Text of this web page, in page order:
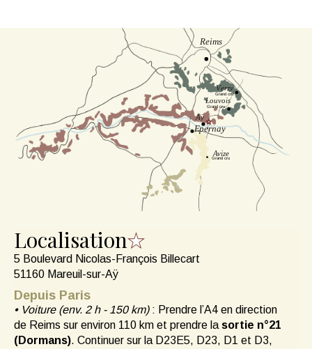
Localisation
5 Boulevard Nicolas-François Billecart
51160 Mareuil-sur-Aÿ
Depuis Paris
• Voiture (env. 2 h - 150 km): Prendre l’A4 en direction
de Reims sur environ 110 km et prendre la sortie n°21
(Dormans). Continuer sur la D23E5, D23, D1 et D3,